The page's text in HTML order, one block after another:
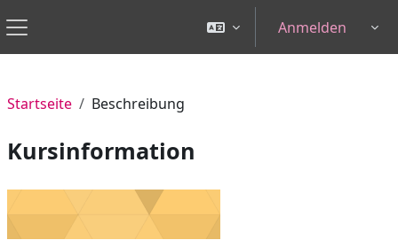
Website-Übersicht
Anmelden
Startseite Beschreibung
Kursinformation